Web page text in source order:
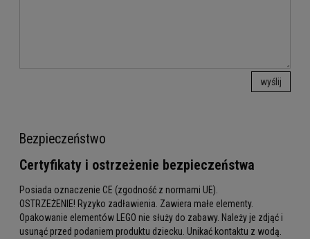
wyślij
Bezpieczeństwo
Certyfikaty i ostrzeżenie bezpieczeństwa
Posiada oznaczenie CE (zgodność z normami UE).
OSTRZEŻENIE! Ryzyko zadławienia. Zawiera małe elementy.
Opakowanie elementów LEGO nie służy do zabawy. Należy je zdjąć i
usunąć przed podaniem produktu dziecku. Unikać kontaktu z wodą.